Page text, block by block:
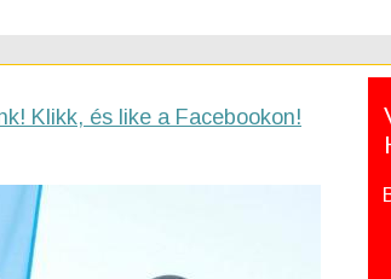
Klikk, és like a Facebookon!